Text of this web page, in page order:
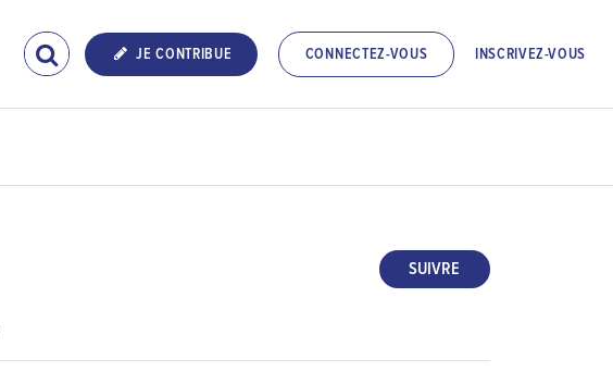
JE CONTRIBUE CONNECTEZ-VOUS INSCRIVEZ-VOUS
SUIVRE